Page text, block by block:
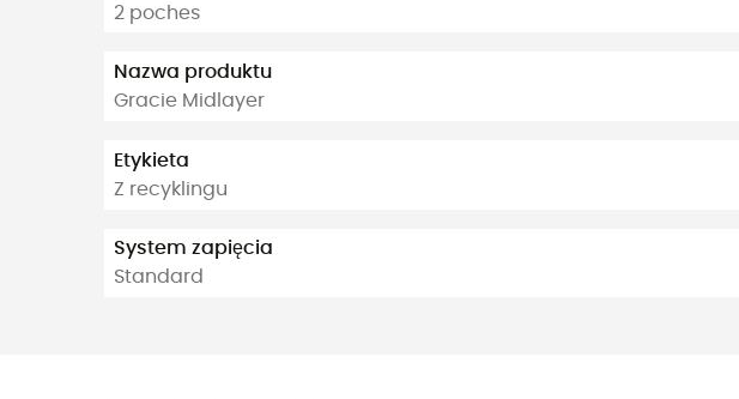
2 poches
Nazwa produktu
Gracie Midlayer
Etykieta
Z recyklingu
System zapięcia
Standard